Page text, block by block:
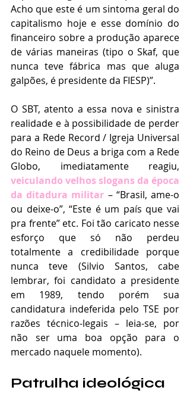
Acho que este é um sintoma geral do
capitalismo hoje e esse domínio do
financeiro sobre a produção aparece
de várias maneiras (tipo o Skaf, que
nunca teve fábrica mas que aluga
galpões, é presidente da FIESP)”.
O SBT, atento a essa nova e sinistra
realidade e à possibilidade de perder
para a Rede Record / Igreja Universal
do Reino de Deus a briga com a Rede
veiculando velhos slogans da época
da ditadura militar – “Brasil, ame-o
ou deixe-o”, “Este é um país que vai
pra frente” etc. Foi tão caricato nesse
esforço que só não perdeu
totalmente a credibilidade porque
nunca teve (Silvio Santos, cabe
lembrar, foi candidato a presidente
em 1989, tendo porém sua
candidatura indeferida pelo TSE por
razões técnico-legais – leia-se, por
não ser uma boa opção para o
mercado naquele momento).
Patrulha ideológica